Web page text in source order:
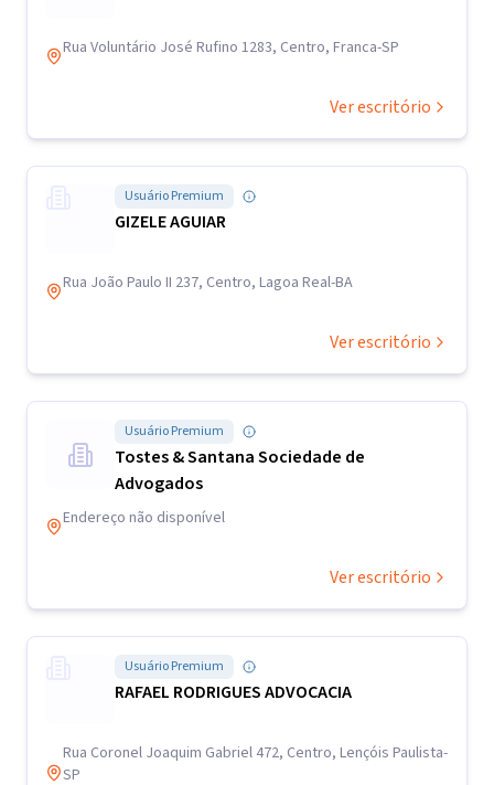
Rua Voluntário José Rufino 1283, Centro, Franca-SP
Ver escritório
Usuário Premium
GIZELE AGUIAR
Rua João Paulo II 237, Centro, Lagoa Real-BA
Ver escritório
Usuário Premium
Tostes & Santana Sociedade de
Advogados
Endereço não disponível
Ver escritório
Usuário Premium
RAFAEL RODRIGUES ADVOCACIA
Rua Coronel Joaquim Gabriel 472, Centro, Lençóis Paulista-
SP